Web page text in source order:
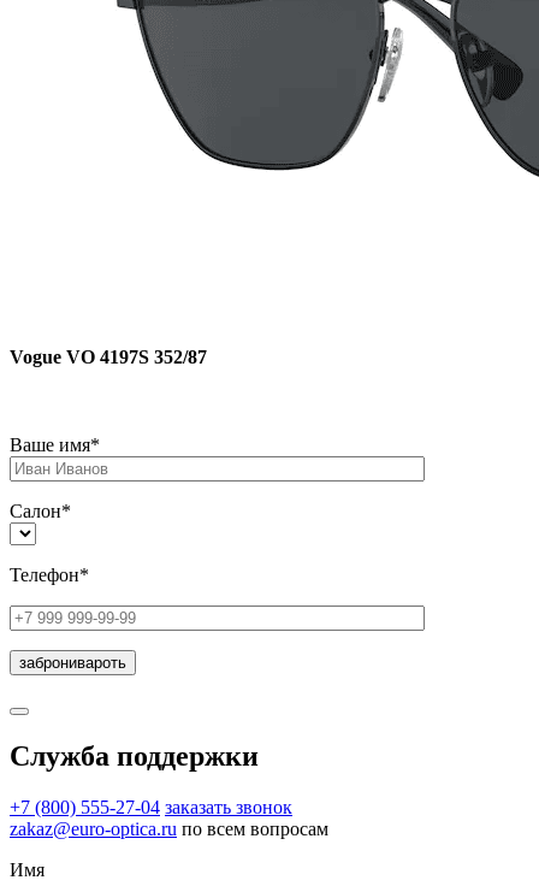
Vogue VO 4197S 352/87
Ваше имя*
Салон*
Телефон*
Служба поддержки
+7 (800) 555-27-04 заказать звонок
zakaz@euro-optica.ru по всем вопросам
Имя